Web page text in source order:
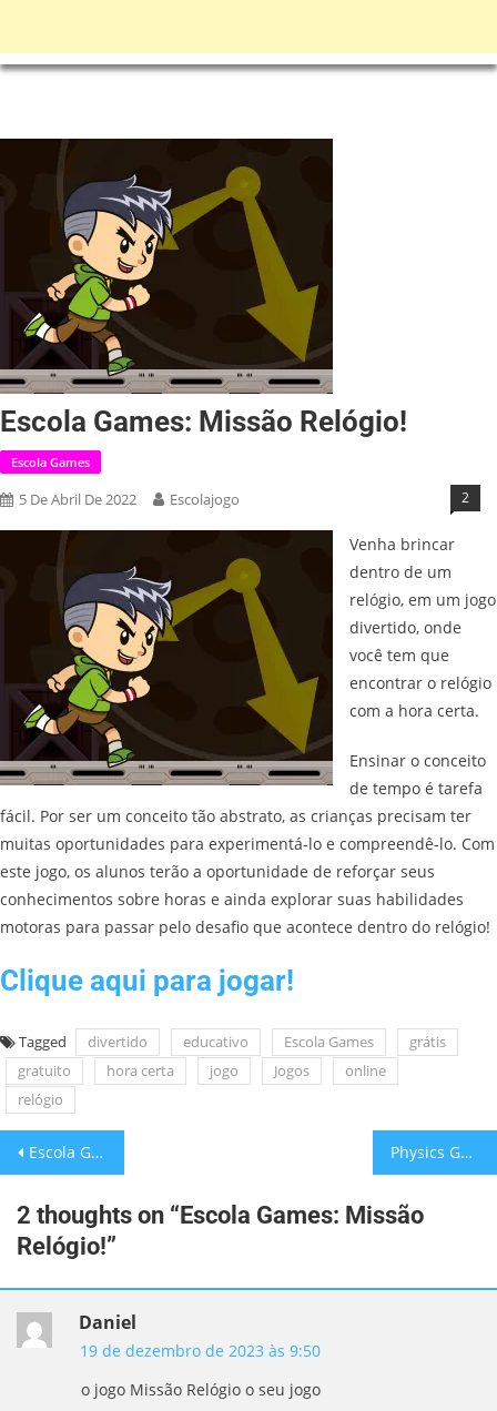
Escola Games: Missão Relógio!
Escola Games
5 De Abril De 2022 Escolajogo 2
Venha brincar
dentro de um
relógio, em um jogo
divertido, onde
você tem que
encontrar o relógio
com a hora certa.
Ensinar o conceito
de tempo é tarefa
fácil. Por ser um conceito tão abstrato, as crianças precisam ter
muitas oportunidades para experimentá-lo e compreendê-lo. Com
este jogo, os alunos terão a oportunidade de reforçar seus
conhecimentos sobre horas e ainda explorar suas habilidades
motoras para passar pelo desafio que acontece dentro do relógio!
Clique aqui para jogar!
Tagged divertido educativo Escola Games
grátis
gratuito
hora certa jogo Jogos
online
relógio
Escola Games: Animais Puzzle! Physics Game: O jogo da Física!
2 thoughts on “Escola Games: Missão
Relógio!”
Daniel
19 de dezembro de 2023 às 9:50
o jogo Missão Relógio o seu jogo